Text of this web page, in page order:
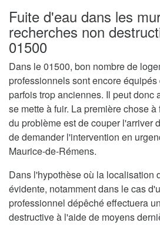
Fuite d'eau dans les
recherches non
01500
Dans le 01500, bon nombre de
professionnels sont encore
parfois trop anciennes. Il peut donc
se mette à fuir. La première chose
du problème est de couper l'arriver
de demander l'intervention en
Maurice-de-Rémens.
Dans l'hypothèse où la localisation
évidente, notamment dans le cas
professionnel dépêché effectuera
destructive à l'aide de moyens